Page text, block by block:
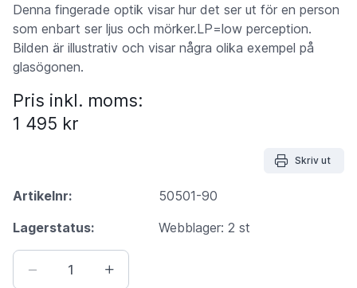
Denna fingerade optik visar hur det ser ut för en person
som enbart ser ljus och mörker.LP=low perception.
Bilden är illustrativ och visar några olika exempel på
glasögonen.
Pris inkl. moms:
1 495 kr
Skriv ut
Artikelnr:
50501-90
Lagerstatus:
Webblager: 2 st